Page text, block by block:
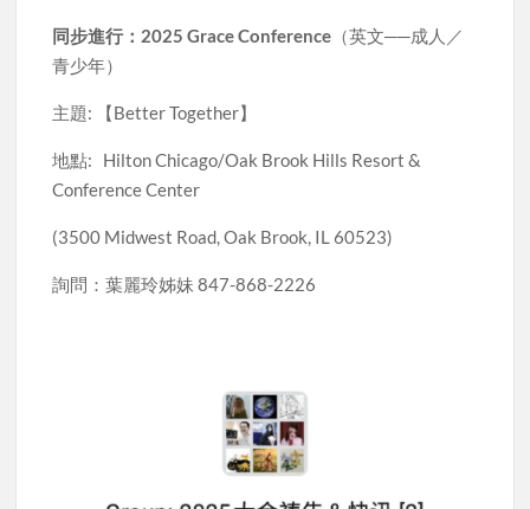
同步進行：2025 Grace Conference （英文──成人／
青少年）
主題: 【Better Together】
地點: Hilton Chicago/Oak Brook Hills Resort &
Conference Center
(3500 Midwest Road, Oak Brook, IL 60523)
詢問：葉麗玲姊妹 847-868-2226